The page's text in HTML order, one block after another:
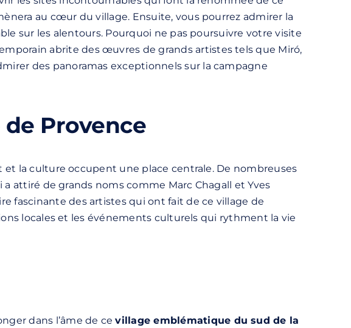
au cœur du village. Ensuite, vous pourrez admirer la
sur les alentours. Pourquoi ne pas poursuivre votre visite
abrite des œuvres de grands artistes tels que Miró,
des panoramas exceptionnels sur la campagne
Provence
et la culture occupent une place centrale. De nombreuses
attiré de grands noms comme Marc Chagall et Yves
fascinante des artistes qui ont fait de ce village de
locales et les événements culturels qui rythment la vie
dans l’âme de cevillage emblématique du sud de la